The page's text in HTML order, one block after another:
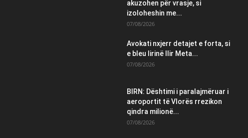
akuzohen për vrasje, si
izoloheshin me...
07/08/2026
Avokati nxjerr detajet e forta, si
e bleu lirinë Ilir Meta...
07/08/2026
BIRN: Dështimi i paralajmëruar i
aeroportit të Vlorës rrezikon
qindra milionë...
07/08/2026